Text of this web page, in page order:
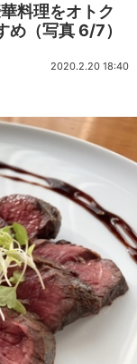
料理をオトク
め（写真 6/7）
2020.2.20 18:40